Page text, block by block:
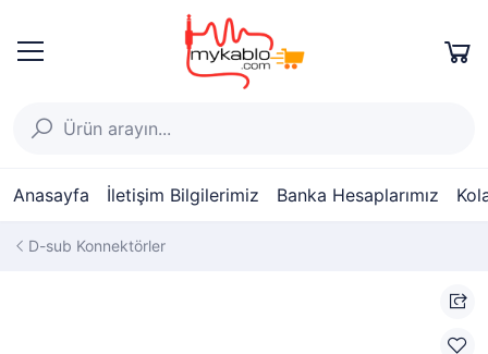
Anasayfa İletişim Bilgilerimiz Banka Hesaplarımız
D-sub Konnektörler